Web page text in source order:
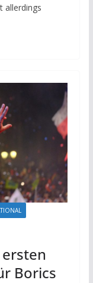
allerdings
Borics